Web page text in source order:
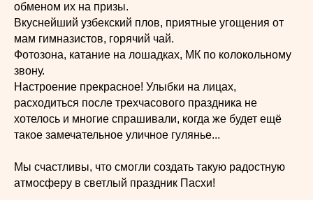
обменом их на призы.
Вкуснейший узбекский плов, приятные угощения от
мам гимназистов, горячий чай.
Фотозона, катание на лошадках, МК по колокольному
звону.
Настроение прекрасное! Улыбки на лицах,
расходиться после трехчасового праздника не
хотелось и многие спрашивали, когда же будет ещё
такое замечательное уличное гулянье...
Мы счастливы, что смогли создать такую радостную
атмосферу в светлый праздник Пасхи!